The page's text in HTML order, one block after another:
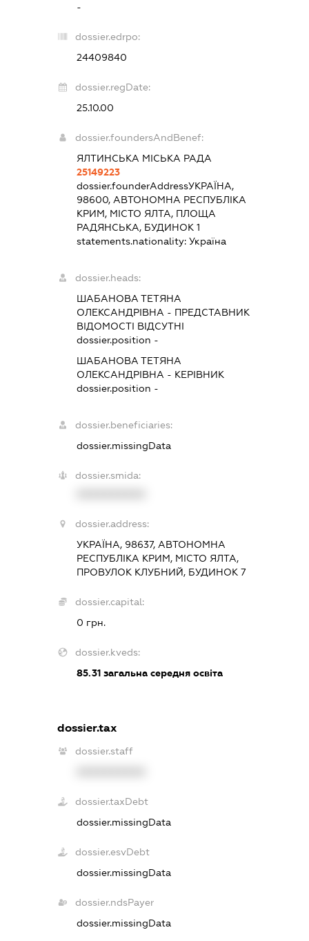
-
dossier.edrpo:
24409840
dossier.regDate:
25.10.00
dossier.foundersAndBenef:
ЯЛТИНСЬКА МІСЬКА РАДА
25149223
dossier.founderAddressУКРАЇНА,
98600, АВТОНОМНА РЕСПУБЛІКА
КРИМ, МІСТО ЯЛТА, ПЛОЩА
РАДЯНСЬКА, БУДИНОК 1
statements.nationality:Україна
dossier.heads:
ШАБАНОВА ТЕТЯНА
ОЛЕКСАНДРІВНА - ПРЕДСТАВНИК
ВІДОМОСТІ ВІДСУТНІ
dossier.position -
ШАБАНОВА ТЕТЯНА
ОЛЕКСАНДРІВНА - КЕРІВНИК
dossier.position -
dossier.beneficiaries:
dossier.missingData
dossier.smida:
dossier.address:
УКРАЇНА, 98637, АВТОНОМНА
РЕСПУБЛІКА КРИМ, МІСТО ЯЛТА,
ПРОВУЛОК КЛУБНИЙ, БУДИНОК 7
dossier.capital:
0 грн.
dossier.kveds:
85.31 загальна середня освіта
dossier.tax
dossier.staff
dossier.taxDebt
dossier.missingData
dossier.esvDebt
dossier.missingData
dossier.ndsPayer
dossier.missingData